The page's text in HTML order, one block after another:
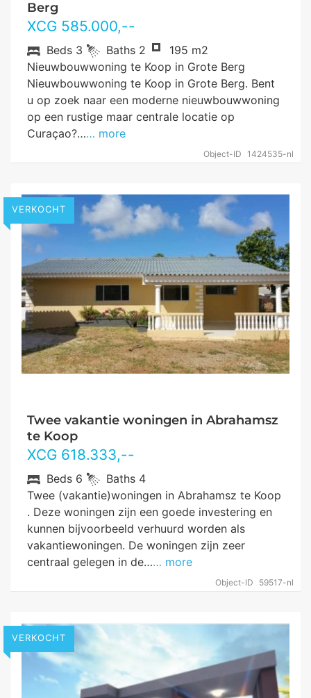
Berg
XCG 585.000,--
Object-ID 1424535-nl
Beds 3 Baths 2
195 m2
Nieuwbouwwoning te Koop in Grote Berg
Nieuwbouwwoning te Koop in Grote Berg. Bent
u op zoek naar een moderne nieuwbouwwoning
op een rustige maar centrale locatie op
Curaçao?…… more
VERKOCHT
Twee vakantie woningen in Abrahamsz
te Koop
XCG 618.333,--
Object-ID 59517-nl
Beds 6 Baths 4
Twee (vakantie)woningen in Abrahamsz te Koop
. Deze woningen zijn een goede investering en
kunnen bijvoorbeeld verhuurd worden als
vakantiewoningen. De woningen zijn zeer
centraal gelegen in de…… more
VERKOCHT